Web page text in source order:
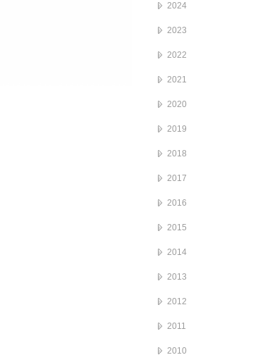
2024
2023
2022
2021
2020
2019
2018
2017
2016
2015
2014
2013
2012
2011
2010